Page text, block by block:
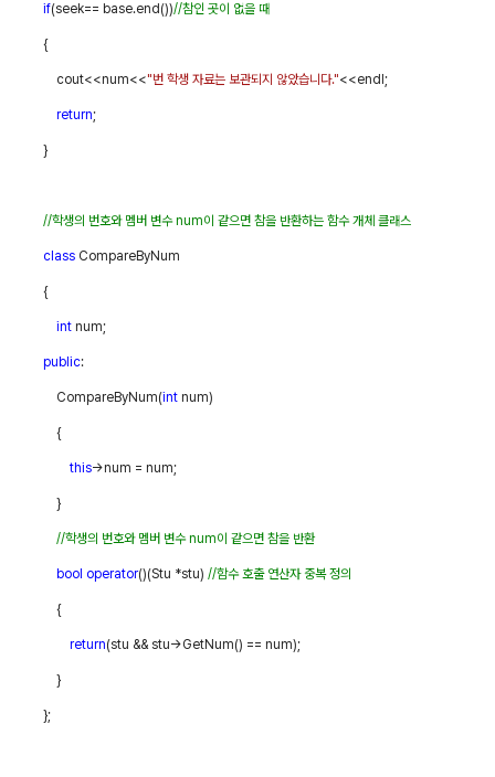
if(seek== base.end())//참인 곳이 없을 때
{
cout<<num<<"번 학생 자료는 보관되지 않았습니다."<<endl;
return;
}
//학생의 번호와 멤버 변수num이 같으면 참을 반환하는 함수 개체 클래스
class CompareByNum
{
int num;
public:
CompareByNum(int num)
{
this->num = num;
}
//학생의 번호와 멤버 변수num이 같으면 참을 반환
bool operator()(Stu *stu)//함수 호출 연산자 중복 정의
{
return(stu && stu->GetNum() == num);
}
};